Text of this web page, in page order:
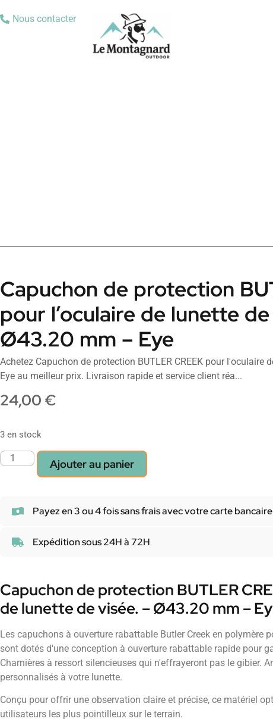
Nous contacter
Capuchon de protection
pour l’oculaire de lunette
Ø43.20 mm – Eye
Achetez Capuchon de protection BUTLER CREEK pour l'oculaire
Eye au meilleur prix. Livraison rapide et service client réa...
24,00 €
3 en stock
Ajouter au panier
Payez en 3 ou 4 fois sans frais avec votre carte
Expédition sous 24H à 72H
Capuchon de protection BUTLER
de lunette de visée. – Ø43.20 mm –
Les capuchons à ouverture rabattable Butler Creek en polymère
sont dotés d'une conception à ouverture rabattable rapide pour
Charnières à ressort silencieuses qui n'effrayeront pas le gibier.
personnalisés à votre lunette.
Conçu pour offrir une observation claire et précise, ce matériel
utilisateurs les plus pointilleux sur le terrain.